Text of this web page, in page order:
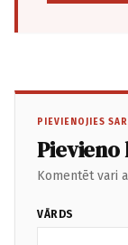
PIEVIENOJIES
Komentēt vari
VĀRDS